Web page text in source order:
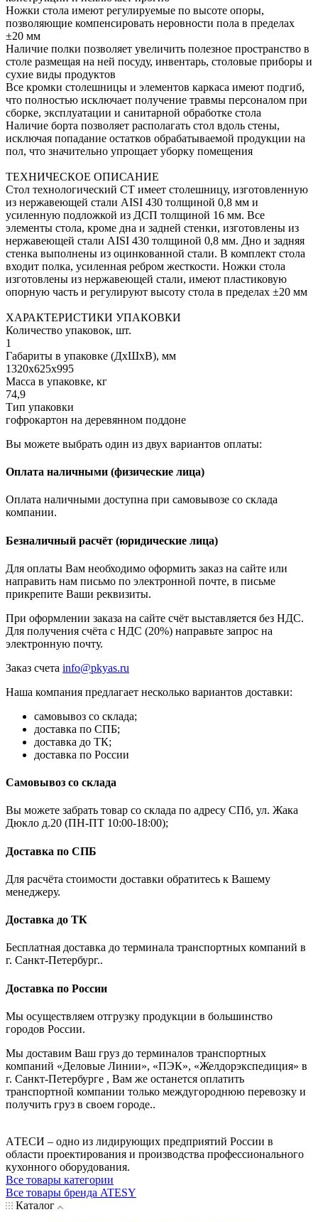
Ножки стола имеют регулируемые по высоте опоры,
позволяющие компенсировать неровности пола в пределах
±20 мм
Наличие полки позволяет увеличить полезное пространство в
столе размещая на ней посуду, инвентарь, столовые приборы и
сухие виды продуктов
Все кромки столешницы и элементов каркаса имеют подгиб,
что полностью исключает получение травмы персоналом при
сборке, эксплуатации и санитарной обработке стола
Наличие борта позволяет располагать стол вдоль стены,
исключая попадание остатков обрабатываемой продукции на
пол, что значительно упрощает уборку помещения
ТЕХНИЧЕСКОЕ ОПИСАНИЕ
Стол технологический СТ имеет столешницу, изготовленную
из нержавеющей стали AISI 430 толщиной 0,8 мм и
усиленную подложкой из ДСП толщиной 16 мм. Все
элементы стола, кроме дна и задней стенки, изготовлены из
нержавеющей стали AISI 430 толщиной 0,8 мм. Дно и задняя
стенка выполнены из оцинкованной стали. В комплект стола
входит полка, усиленная ребром жесткости. Ножки стола
изготовлены из нержавеющей стали, имеют пластиковую
опорную часть и регулируют высоту стола в пределах ±20 мм
ХАРАКТЕРИСТИКИ УПАКОВКИ
Количество упаковок, шт.
1
Габариты в упаковке (ДхШхВ), мм
1320х625х995
Масса в упаковке, кг
74,9
Тип упаковки
гофрокартон на деревянном поддоне
Вы можете выбрать один из двух вариантов оплаты:
Оплата наличными (физические лица)
Оплата наличными доступна при самовывозе со склада
компании.
Безналичный расчёт (юридические лица)
Для оплаты Вам необходимо оформить заказ на сайте или
направить нам письмо по электронной почте, в письме
прикрепите Ваши реквизиты.
При оформлении заказа на сайте счёт выставляется без НДС.
Для получения счёта с НДС (20%) направьте запрос на
электронную почту.
Заказ счета info@pkyas.ru
Наша компания предлагает несколько вариантов доставки:
самовывоз со склада;
доставка по СПБ;
доставка до ТК;
доставка по России
Самовывоз со склада
Вы можете забрать товар со склада по адресу СПб, ул. Жака
Дюкло д.20 (ПН-ПТ 10:00-18:00);
Доставка по СПБ
Для расчёта стоимости доставки обратитесь к Вашему
менеджеру.
Доставка до ТК
Бесплатная доставка до терминала транспортных компаний в
г. Санкт-Петербург..
Доставка по России
Мы осуществляем отгрузку продукции в большинство
городов России.
Мы доставим Ваш груз до терминалов транспортных
компаний «Деловые Линии», «ПЭК», «Желдорэкспедиция» в
г. Санкт-Петербурге , Вам же останется оплатить
транспортной компании только междугороднюю перевозку и
получить груз в своем городе..
AТЕСИ – одно из лидирующих предприятий России в
области проектирования и производства профессионального
кухонного оборудования.
Все товары категории
Все товары бренда ATESY
Каталог